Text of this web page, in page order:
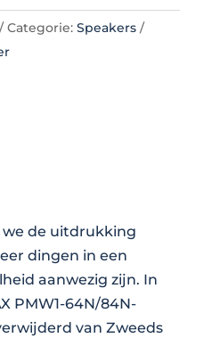
Categorie: Speakers
de uitdrukking
dingen in een
aanwezig zijn. In
PMW1-64N/84N-
van Zweeds